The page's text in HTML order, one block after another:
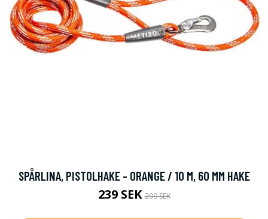
SPÅRLINA, PISTOLHAKE - ORANGE / 10 M, 60 MM HAKE
239 SEK299 SEK